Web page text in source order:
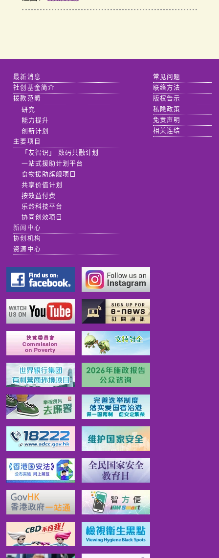
最新消息
社创基金简介
拨款范畴
研究
能力提升
创新计划
主要项目
「友智识」 数码共融计划
一站式援助计划平台
食物援助旗舰项目
共享价值计划
按效益付费
乐龄科技平台
协同创效项目
新闻中心
协创机构
资源中心
常见问题
联络方法
版权告示
私隐政策
免责声明
相关连结